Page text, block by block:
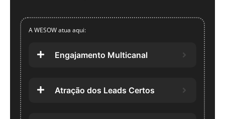
A WESOW atua aqui:
Engajamento Multicanal
Atração dos Leads Certos